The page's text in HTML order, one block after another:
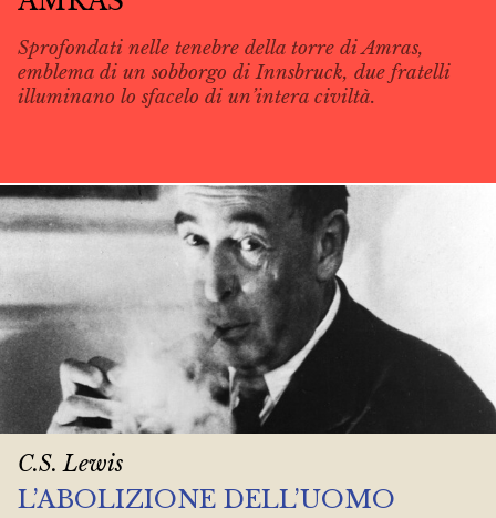
Sprofondati nelle tenebre della torre di Amras,
emblema di un sobborgo di Innsbruck, due fratelli
illuminano lo sfacelo di un’intera civiltà.
C.S. Lewis
L’ABOLIZIONE DELL’UOMO